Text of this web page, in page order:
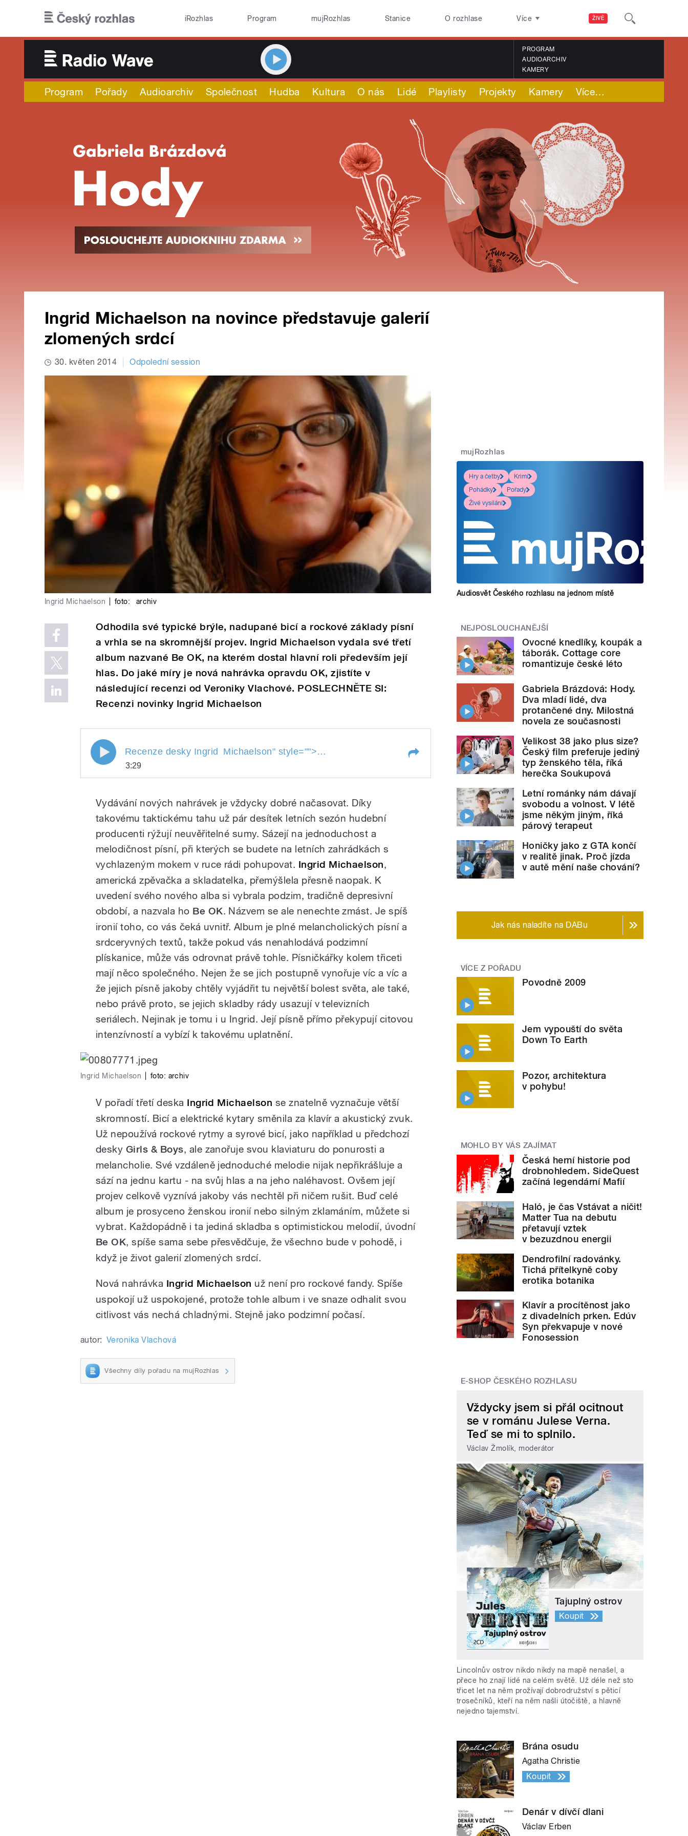
ŽIVĚ
iRozhlas Program mujRozhlas Stanice O rozhlase Více
PROGRAM
AUDIOARCHIV
KAMERY
Program Pořady Audioarchiv Společnost Hudba Kultura O nás Lidé Playlisty Projekty Kamery Více…
Ingrid Michaelson na novince představuje galerií
zlomených srdcí
30. květen 2014 Odpolední session
Ingrid Michaelson foto: archiv
Odhodila své typické brýle, nadupané bicí a rockové základy písní
a vrhla se na skromnější projev. Ingrid Michaelson vydala své třetí
album nazvané Be OK, na kterém dostal hlavní roli především její
hlas. Do jaké míry je nová nahrávka opravdu OK, zjistíte v
následující recenzi od Veroniky Vlachové. POSLECHNĚTE SI:
Recenzi novinky Ingrid Michaelson
Recenze desky Ingrid Michaelson
pause
Recenze desky Ingrid Michaelson" style="">Recenze desky Ingrid Michaelson" style=""> Recenze desky Ingrid Michaelson
3:29
Vydávání nových nahrávek je vždycky dobré načasovat. Díky
takovému taktickému tahu už pár desítek letních sezón hudební
producenti rýžují neuvěřitelné sumy. Sázejí na jednoduchost a
melodičnost písní, při kterých se budete na letních zahrádkách s
vychlazeným mokem v ruce rádi pohupovat. Ingrid Michaelson,
americká zpěvačka a skladatelka, přemýšlela přesně naopak. K
uvedení svého nového alba si vybrala podzim, tradičně depresivní
období, a nazvala ho Be OK. Názvem se ale nenechte zmást. Je spíš
ironií toho, co vás čeká uvnitř. Album je plné melancholických písní a
srdceryvných textů, takže pokud vás nenahlodává podzimní
plískanice, může vás odrovnat právě tohle. Písničkářky kolem třiceti
mají něco společného. Nejen že se jich postupně vynořuje víc a víc a
že jejich písně jakoby chtěly vyjádřit tu největší bolest světa, ale také,
nebo právě proto, se jejich skladby rády usazují v televizních
seriálech. Nejinak je tomu i u Ingrid. Její písně přímo překypují citovou
intenzívností a vybízí k takovému uplatnění.
Ingrid Michaelson foto: archiv
V pořadí třetí deska Ingrid Michaelson se znatelně vyznačuje větší
skromností. Bicí a elektrické kytary směnila za klavír a akustický zvuk.
Už nepoužívá rockové rytmy a syrové bicí, jako například u předchozí
desky Girls & Boys, ale zanořuje svou klaviaturu do ponurosti a
melancholie. Své vzdáleně jednoduché melodie nijak nepřikrášluje a
sází na jednu kartu - na svůj hlas a na jeho naléhavost. Ovšem její
projev celkově vyznívá jakoby vás nechtěl při ničem rušit. Buď celé
album je prosyceno ženskou ironií nebo silným zklamáním, můžete si
vybrat. Každopádně i ta jediná skladba s optimistickou melodií, úvodní
Be OK, spíše sama sebe přesvědčuje, že všechno bude v pohodě, i
když je život galerií zlomených srdcí.
Nová nahrávka Ingrid Michaelson už není pro rockové fandy. Spíše
uspokojí už uspokojené, protože tohle album i ve snaze odhalit svou
citlivost vás nechá chladnými. Stejně jako podzimní počasí.
autor: Veronika Vlachová
Všechny díly pořadu na mujRozhlas
mujRozhlas
Hry a četby
Krimi
Pohádky
Pořady
Živé vysílání
Audiosvět Českého rozhlasu na jednom místě
NEJPOSLOUCHANĚJŠÍ
Ovocné knedlíky, koupák a
táborák. Cottage core
romantizuje české léto
Gabriela Brázdová: Hody.
Dva mladí lidé, dva
protančené dny. Milostná
novela ze současnosti
Velikost 38 jako plus size?
Český film preferuje jediný
typ ženského těla, říká
herečka Soukupová
Letní románky nám dávají
svobodu a volnost. V létě
jsme někým jiným, říká
párový terapeut
Honičky jako z GTA končí
v realitě jinak. Proč jízda
v autě mění naše chování?
Jak nás naladíte na DABu
VÍCE Z POŘADU
Povodně 2009
Jem vypouští do světa
Down To Earth
Pozor, architektura
v pohybu!
MOHLO BY VÁS ZAJÍMAT
Česká herní historie pod
drobnohledem. SideQuest
začíná legendární Mafií
Haló, je čas Vstávat a ničit!
Matter Tua na debutu
přetavují vztek
v bezuzdnou energii
Dendrofilní radovánky.
Tichá přítelkyně coby
erotika botanika
Klavír a procítěnost jako
z divadelních prken. Edúv
Syn překvapuje v nové
Fonosession
E-SHOP ČESKÉHO ROZHLASU
Vždycky jsem si přál ocitnout
se v románu Julese Verna.
Teď se mi to splnilo.
Václav Žmolík, moderátor
Tajuplný ostrov
Koupit
Lincolnův ostrov nikdo nikdy na mapě nenašel, a
přece ho znají lidé na celém světě. Už déle než sto
třicet let na něm prožívají dobrodružství s pěticí
trosečníků, kteří na něm našli útočiště, a hlavně
nejedno tajemství.
Brána osudu
Agatha Christie
Koupit
Denár v dívčí dlani
Václav Erben